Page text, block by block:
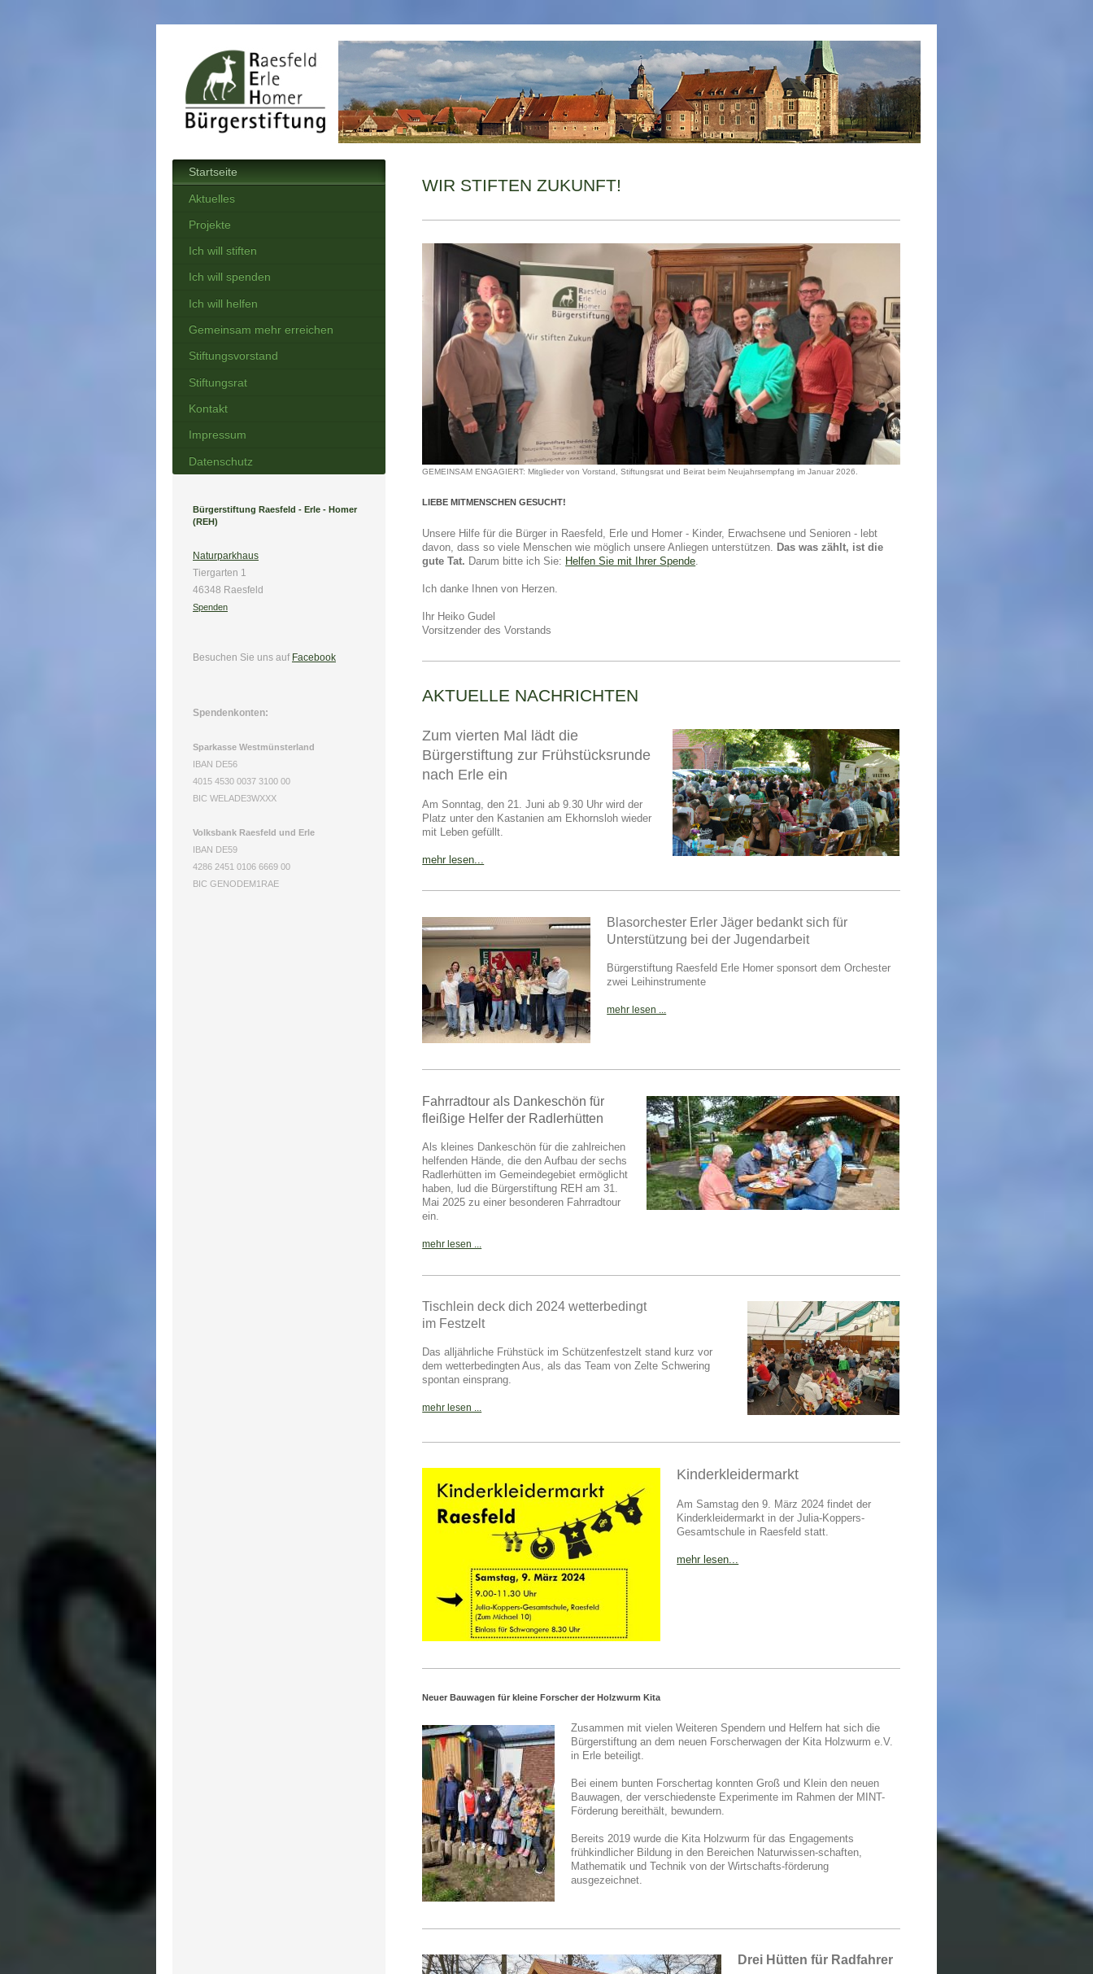
WIR STIFTEN ZUKUNFT!
GEMEINSAM ENGAGIERT: Mitglieder von Vorstand, Stiftungsrat und Beirat beim Neujahrsempfang im Januar 2026.
LIEBE MITMENSCHEN GESUCHT!
Unsere Hilfe für die Bürger in Raesfeld, Erle und Homer - Kinder, Erwachsene und Senioren - lebt
davon, dass so viele Menschen wie möglich unsere Anliegen unterstützen.
Das was zählt, ist die
gute Tat. Darum bitte ich Sie: Helfen Sie mit Ihrer Spende
Ich danke Ihnen von Herzen.
Ihr Heiko Gudel
Vorsitzender des Vorstands
AKTUELLE NACHRICHTEN
Zum vierten Mal lädt die
Bürgerstiftung zur Frühstücksrunde
nach Erle ein
Am Sonntag, den 21. Juni ab 9.30 Uhr wird der
Platz unter den Kastanien am Ekhornsloh wieder
mit Leben gefüllt.
mehr lesen...
Blasorchester Erler Jäger bedankt sich für
Unterstützung bei der Jugendarbeit
Bürgerstiftung Raesfeld Erle Homer sponsort dem Orchester
zwei Leihinstrumente
mehr lesen ...
Fahrradtour als Dankeschön für
fleißige Helfer der Radlerhütten
Als kleines Dankeschön für die zahlreichen
helfenden Hände, die den Aufbau der sechs
Radlerhütten im Gemeindegebiet ermöglicht
haben, lud die Bürgerstiftung REH am 31.
Mai 2025 zu einer besonderen Fahrradtour
ein.
mehr lesen ...
Tischlein deck dich 2024 wetterbedingt
im Festzelt
Das alljährliche Frühstück im Schützenfestzelt stand kurz vor
dem wetterbedingten Aus, als das Team von Zelte Schwering
spontan einsprang.
mehr lesen ...
Kinderkleidermarkt
Am Samstag den 9. März 2024 findet der
Kinderkleidermarkt in der Julia-Koppers-
Gesamtschule in Raesfeld statt.
mehr lesen...
Neuer Bauwagen für kleine Forscher der Holzwurm Kita
Zusammen mit vielen Weiteren Spendern und Helfern hat sich die
Bürgerstiftung an dem neuen Forscherwagen der Kita Holzwurm e.V.
in Erle beteiligt.
Bei einem bunten Forschertag konnten Groß und Klein den neuen
Bauwagen, der verschiedenste Experimente im Rahmen der MINT-
Förderung bereithält, bewundern.
Bereits 2019 wurde die Kita Holzwurm für das Engagements
frühkindlicher Bildung in den Bereichen Naturwissen-schaften,
Mathematik und Technik von der Wirtschafts-förderung
ausgezeichnet.
Drei Hütten für Radfahrer
Startseite
Aktuelles
Projekte
Ich will stiften
Ich will spenden
Ich will helfen
Gemeinsam mehr erreichen
Stiftungsvorstand
Stiftungsrat
Kontakt
Impressum
Datenschutz
Bürgerstiftung Raesfeld - Erle - Homer
(REH)
Naturparkhaus
Tiergarten 1
46348 Raesfeld
Spenden
Besuchen Sie uns auf Facebook
Spendenkonten:
Sparkasse Westmünsterland
IBAN DE56
4015 4530 0037 3100 00
BIC WELADE3WXXX
Volksbank Raesfeld und Erle
IBAN DE59
4286 2451 0106 6669 00
BIC GENODEM1RAE